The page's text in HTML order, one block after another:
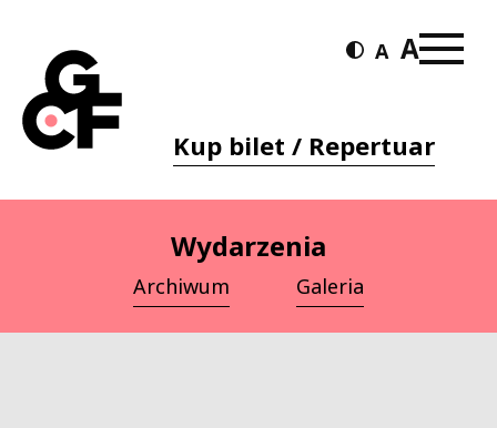
Kup bilet / Repertuar
Wydarzenia
Archiwum Galeria